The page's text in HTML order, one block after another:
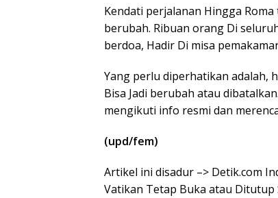
Kendati perjalanan Hingga
berubah. Ribuan orang Di
berdoa, Hadir Di misa
Yang perlu diperhatikan adalah,
Bisa Jadi berubah atau
mengikuti info resmi dan
(upd/fem)
Artikel ini disadur –> Detik.com
Vatikan Tetap Buka atau Ditutup